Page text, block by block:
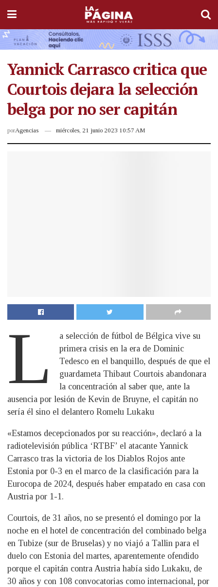
Yannick Carrasco critica que
Courtois dejara la selección
belga por no ser capitán
porAgencias miércoles, 21 junio 2023 10:57 AM
L
a selección de fútbol de Bélgica vive su
primera crisis en la era de Dominic
Tedesco en el banquillo, después de que el
guardameta Thibaut Courtois abandonara
la concentración al saber que, ante la
ausencia por lesión de Kevin de Bruyne, el capitán no
sería él sino el delantero Romelu Lukaku
«Estamos decepcionados por su reacción», declaró a la
radiotelevisión pública ‘RTBF’ el atacante Yannick
Carrasco tras la victoria de los Diablos Rojos ante
Estonia por 0-3 en el marco de la clasificación para la
Eurocopa de 2024, después haber empatado en casa con
Austria por 1-1.
Courtois, de 31 años, no se presentó el domingo por la
noche en el hotel de concentración del combinado belga
en Tubize (sur de Bruselas) y no viajó a Tallin para el
duelo con Estonia del martes, aparentemente ofendido
porque el capitán contra Austria había sido Lukaku, de
30 años y con 108 convocatorias como internacional, por